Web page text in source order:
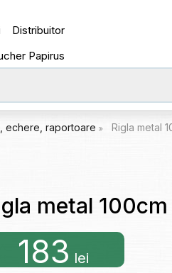
Distribuitor
Papirus
echere, raportoare Rigla metal
metal
183 lei